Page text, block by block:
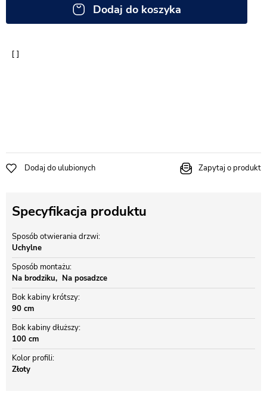
Dodaj do koszyka
Dodaj do ulubionych Zapytaj o produkt
Specyfikacja produktu
Sposób otwierania drzwi
Uchylne
Sposób montażu
Na brodziku
Na posadzce
Bok kabiny krótszy
90 cm
Bok kabiny dłuższy
100 cm
Kolor profili
Złoty